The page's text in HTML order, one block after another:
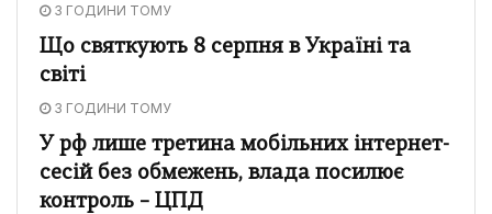
3 ГОДИНИ ТОМУ
Що святкують 8 серпня в Україні та
світі
3 ГОДИНИ ТОМУ
У рф лише третина мобільних інтернет-
сесій без обмежень, влада посилює
контроль – ЦПД